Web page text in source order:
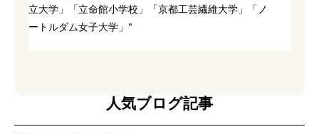
立大学」「立命館小学校」「京都工芸繊維大学」「ノ
ートルダム女子大学」"
人気ブログ記事